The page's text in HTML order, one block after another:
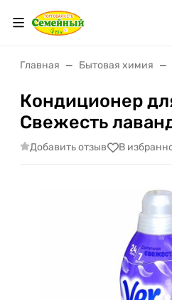
Главная Бытовая химия
Кондиционер
Свежесть
Добавить отзыв В